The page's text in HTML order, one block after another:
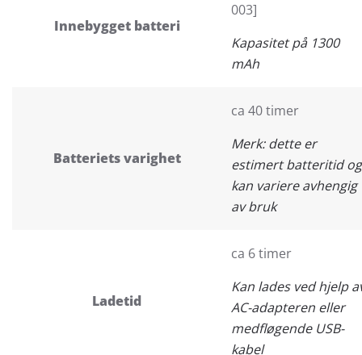
Innebygget batteri
003]
Kapasitet på 1300
mAh
Batteriets varighet
ca 40 timer
Merk: dette er
estimert batteritid og
kan variere avhengig
av bruk
Ladetid
ca 6 timer
Kan lades ved hjelp
AC-adapteren eller
medfløgende USB-
kabel